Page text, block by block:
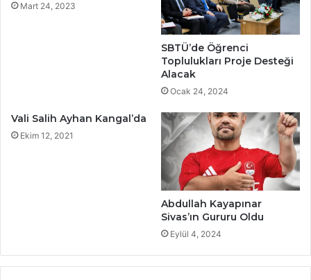
Mart 24, 2023
SBTÜ’de Öğrenci
Toplulukları Proje Desteği
Alacak
Ocak 24, 2024
Vali Salih Ayhan Kangal’da
Ekim 12, 2021
Abdullah Kayapınar
Sivas’ın Gururu Oldu
Eylül 4, 2024